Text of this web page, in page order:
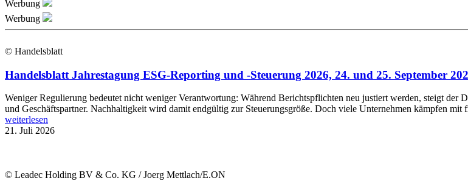
Werbung
Werbung
© Handelsblatt
Handelsblatt Jahrestagung ESG-Reporting und -Steuerung 2026, 24. und 25. September
Weniger Regulierung bedeutet nicht weniger Verantwortung: Während Berichtspflichten neu justiert werden, steigt der
und Geschäftspartner. Nachhaltigkeit wird damit endgültig zur Steuerungsgröße. Doch viele Unternehmen kämpfen
weiterlesen
21. Juli 2026
© Leadec Holding BV & Co. KG / Joerg Mettlach/E.ON